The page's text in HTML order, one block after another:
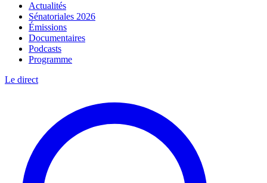
Actualités
Sénatoriales 2026
Émissions
Documentaires
Podcasts
Programme
Le direct